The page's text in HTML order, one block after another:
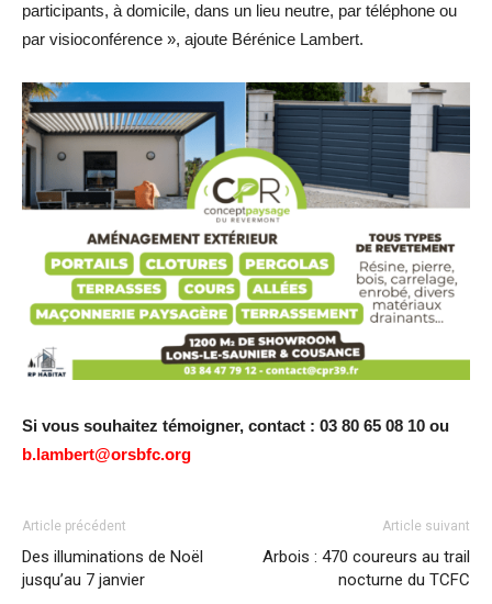
participants, à domicile, dans un lieu neutre, par téléphone ou
par visioconférence », ajoute Bérénice Lambert.
Si vous souhaitez témoigner, contact : 03 80 65 08 10 ou
b.lambert@orsbfc.org
Article précédent
Des illuminations de Noël
jusqu’au 7 janvier
Article suivant
Arbois : 470 coureurs au trail
nocturne du TCFC